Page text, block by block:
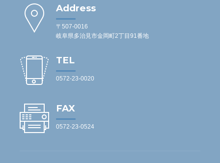
Address
〒507-0016
岐阜県多治見市金岡町2丁目91番地
TEL
0572-23-0020
FAX
0572-23-0524